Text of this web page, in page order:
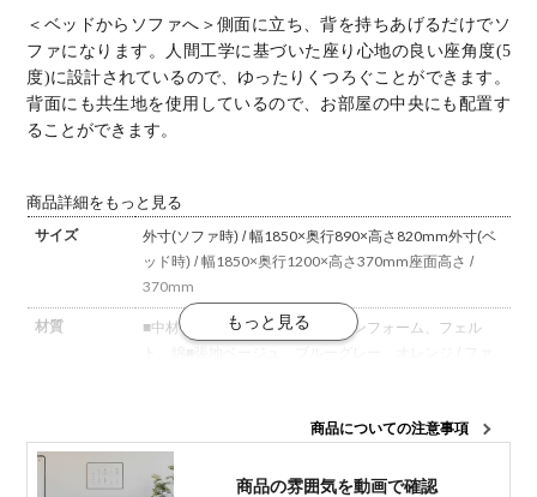
＜ベッドからソファへ＞ 側面に立ち、背を持ちあげるだけでソ
ファになります。人間工学に基づいた座り心地の良い座角度(5
度)に設計されているので、ゆったりくつろぐことができます。
背面にも共生地を使用しているので、お部屋の中央にも配置す
ることができます。
商品詳細をもっと見る
サイズ
外寸(ソファ時) / 幅1850×奥行890×高さ820mm外寸(ベ
ッド時) / 幅1850×奥行1200×高さ370mm座面高さ /
370mm
材質 ■中材コイルスプリング、ウレタンフォーム、フェル
生産国 日本
1箱
商品についての注意事項
商品の雰囲気を動画で確認